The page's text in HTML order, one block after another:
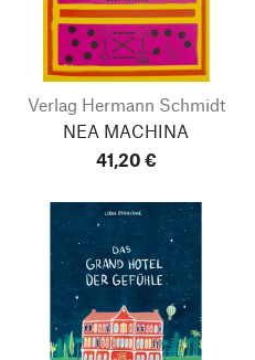
Verlag Hermann Schmidt
NEA MACHINA
41,20 €